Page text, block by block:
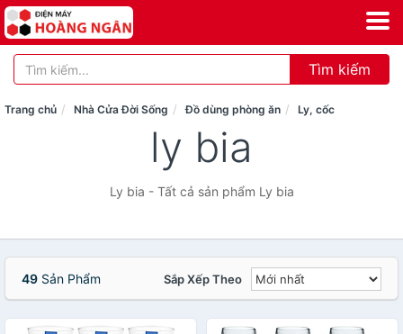
Tìm kiếm
Trang chủ Nhà Cửa Đời Sống Đồ dùng phòng ăn Ly, cốc
ly bia
Ly bia - Tất cả sản phẩm Ly bia
49 Sản Phẩm Sắp Xếp Theo